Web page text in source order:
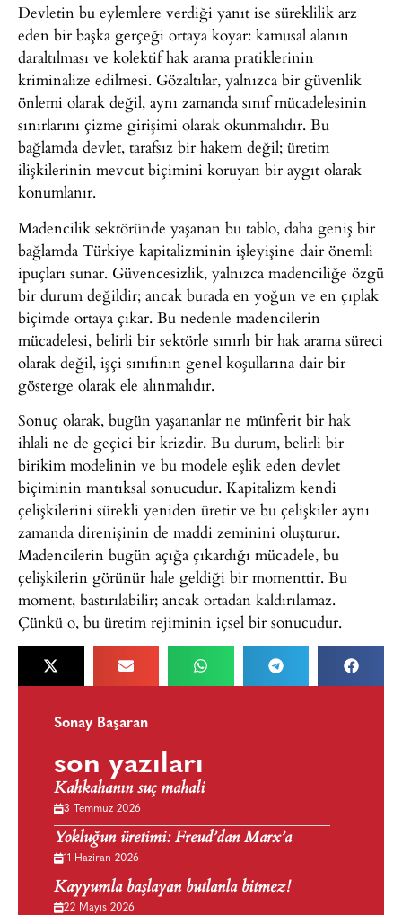
Devletin bu eylemlere verdiği yanıt ise süreklilik arz
eden bir başka gerçeği ortaya koyar: kamusal alanın
daraltılması ve kolektif hak arama pratiklerinin
kriminalize edilmesi. Gözaltılar, yalnızca bir güvenlik
önlemi olarak değil, aynı zamanda sınıf mücadelesinin
sınırlarını çizme girişimi olarak okunmalıdır. Bu
bağlamda devlet, tarafsız bir hakem değil; üretim
ilişkilerinin mevcut biçimini koruyan bir aygıt olarak
konumlanır.
Madencilik sektöründe yaşanan bu tablo, daha geniş bir
bağlamda Türkiye kapitalizminin işleyişine dair önemli
ipuçları sunar. Güvencesizlik, yalnızca madenciliğe özgü
bir durum değildir; ancak burada en yoğun ve en çıplak
biçimde ortaya çıkar. Bu nedenle madencilerin
mücadelesi, belirli bir sektörle sınırlı bir hak arama süreci
olarak değil, işçi sınıfının genel koşullarına dair bir
gösterge olarak ele alınmalıdır.
Sonuç olarak, bugün yaşananlar ne münferit bir hak
ihlali ne de geçici bir krizdir. Bu durum, belirli bir
birikim modelinin ve bu modele eşlik eden devlet
biçiminin mantıksal sonucudur. Kapitalizm kendi
çelişkilerini sürekli yeniden üretir ve bu çelişkiler aynı
zamanda direnişinin de maddi zeminini oluşturur.
Madencilerin bugün açığa çıkardığı mücadele, bu
çelişkilerin görünür hale geldiği bir momenttir. Bu
moment, bastırılabilir; ancak ortadan kaldırılamaz.
Çünkü o, bu üretim rejiminin içsel bir sonucudur.
Sonay Başaran
son yazıları
Kahkahanın suç mahali
3 Temmuz 2026
Yokluğun üretimi: Freud’dan Marx’a
11 Haziran 2026
Kayyumla başlayan butlanla bitmez!
22 Mayıs 2026